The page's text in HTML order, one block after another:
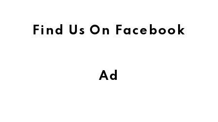
Find Us On Facebook
Ad